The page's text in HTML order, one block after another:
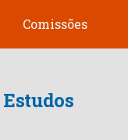
Comissões